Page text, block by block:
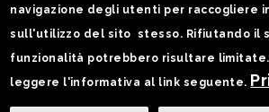
Statistiche
Seguici su:
navigazione degli utenti per raccogliere
sull'utilizzo del sito stesso. Rifiutando il
funzionalità potrebbero risultare limitate.
leggere l'informativa al link seguente.